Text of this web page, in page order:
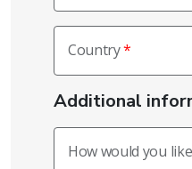
Country
Additional
How would you